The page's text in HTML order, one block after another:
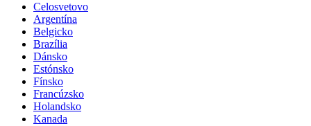
Celosvetovo
Argentína
Belgicko
Brazília
Dánsko
Estónsko
Fínsko
Francúzsko
Holandsko
Kanada